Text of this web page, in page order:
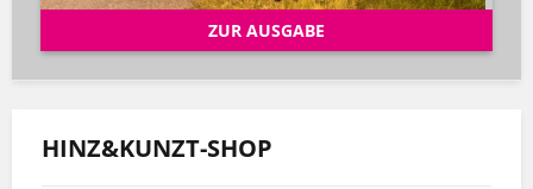
ZUR AUSGABE
HINZ&KUNZT-SHOP